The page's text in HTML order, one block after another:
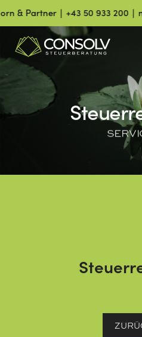
& Partner ∣ +43 50 933 200 ∣